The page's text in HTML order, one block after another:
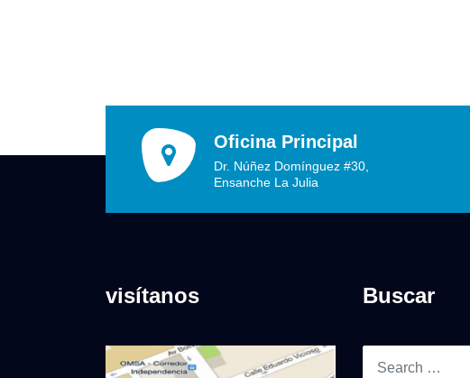
Oficina Principal
Dr. Núñez Domínguez #30,
Ensanche La Julia
visítanos Buscar